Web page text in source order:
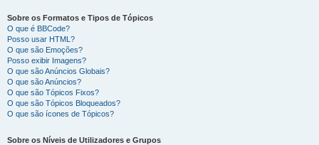
Sobre os Formatos e Tipos de Tópicos
O que é BBCode?
Posso usar HTML?
O que são Emoções?
Posso exibir Imagens?
O que são Anúncios Globais?
O que são Anúncios?
O que são Tópicos Fixos?
O que são Tópicos Bloqueados?
O que são ícones de Tópicos?
Sobre os Níveis de Utilizadores e Grupos